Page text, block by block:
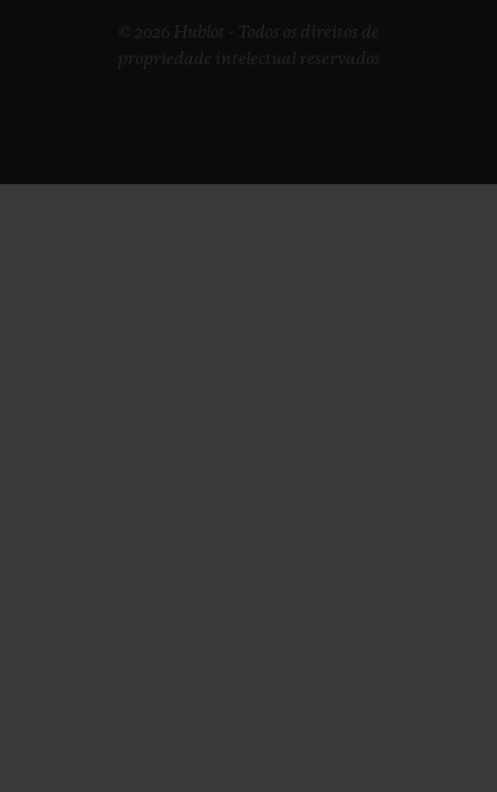
© 2026 Hublot - Todos os direitos de
propriedade intelectual reservados